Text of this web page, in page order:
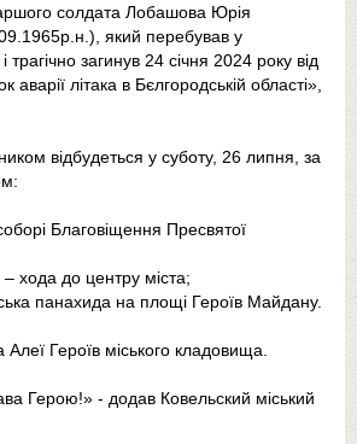
солдата Лобашова Юрія
який перебував у
трагічно загинув 24 січня 2024 року від
аварії літака в Бєлгородській області»,
відбудеться у суботу, 26 липня, за
Благовіщення Пресвятої
хода до центру міста;
панахида на площі Героїв Майдану.
Героїв міського кладовища.
Герою!» - додав Ковельский міський